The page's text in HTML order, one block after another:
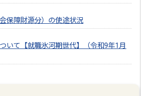
保障財源分）の使途状況
いて【就職氷河期世代】（令和9年1月